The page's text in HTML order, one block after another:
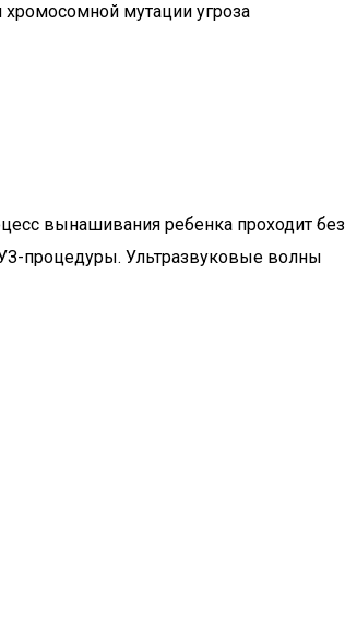
мутации угроза
вынашивания ребенка проходит без
процедуры. Ультразвуковые волны